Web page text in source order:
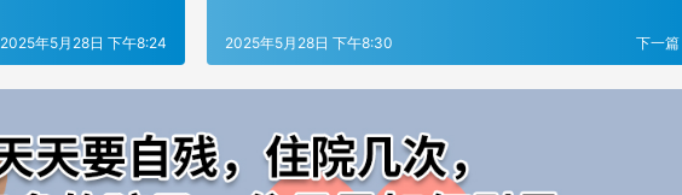
2025年5月28日 下午8:24 下一篇
2025年5月28日 下午8:30